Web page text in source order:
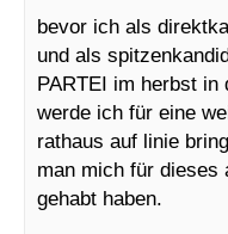
bevor ich als
und als
PARTEI im herbst in
werde ich für eine
rathaus auf linie
man mich für dieses
gehabt haben.